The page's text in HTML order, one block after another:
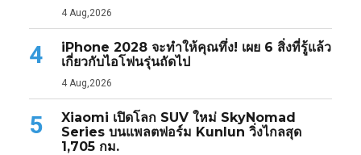
4 Aug,2026
4
iPhone 2028 จะทำให้คุณทึ่ง! เผย 6 สิ่งที่รู้แล้ว
เกี่ยวกับไอโฟนรุ่นถัดไป
4 Aug,2026
5
Xiaomi เปิดโลก SUV ใหม่ SkyNomad
Series บนแพลตฟอร์ม Kunlun วิ่งไกลสุด
1,705 กม.